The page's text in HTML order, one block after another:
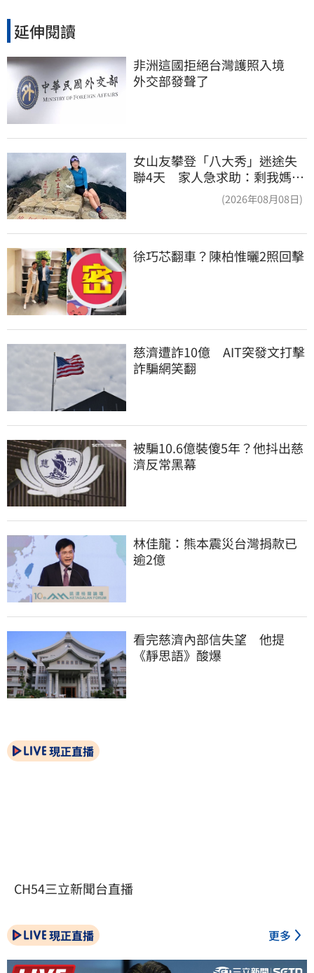
延伸閱讀
非洲這國拒絕台灣護照入境
外交部發聲了
女山友攀登「八大秀」迷途失
聯4天 家人急求助：剩我媽還
(2026年08月08日)
徐巧芯翻車？陳柏惟曬2照回擊
慈濟遭詐10億　AIT突發文打擊
詐騙網笑翻
被騙10.6億裝傻5年？他抖出慈
濟反常黑幕
林佳龍：熊本震災台灣捐款已
逾2億
看完慈濟內部信失望　他提
《靜思語》酸爆
現正直播
CH54三立新聞台直播
現正直播 更多